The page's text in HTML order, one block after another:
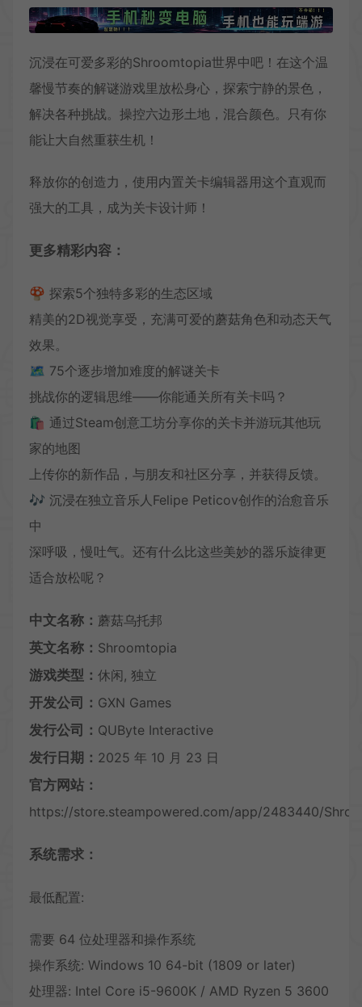
沉浸在可爱多彩的Shroomtopia世界中吧！在这个温
馨慢节奏的解谜游戏里放松身心，探索宁静的景色，
解决各种挑战。操控六边形土地，混合颜色。只有你
能让大自然重获生机！
释放你的创造力，使用内置关卡编辑器用这个直观而
强大的工具，成为关卡设计师！
更多精彩内容：
🍄 探索5个独特多彩的生态区域
精美的2D视觉享受，充满可爱的蘑菇角色和动态天气
效果。
🗺️ 75个逐步增加难度的解谜关卡
挑战你的逻辑思维——你能通关所有关卡吗？
🛍️ 通过Steam创意工坊分享你的关卡并游玩其他玩
家的地图
上传你的新作品，与朋友和社区分享，并获得反馈。
🎶 沉浸在独立音乐人Felipe Peticov创作的治愈音乐
中
深呼吸，慢吐气。还有什么比这些美妙的器乐旋律更
适合放松呢？
中文名称： 蘑菇乌托邦
英文名称： Shroomtopia
游戏类型： 休闲, 独立
开发公司： GXN Games
发行公司： QUByte Interactive
发行日期： 2025 年 10 月 23 日
官方网站：
https://store.steampowered.com/app/2483440/
系统需求：
最低配置:
需要 64 位处理器和操作系统
操作系统: Windows 10 64-bit (1809 or later)
处理器: Intel Core i5-9600K / AMD Ryzen 5 3600